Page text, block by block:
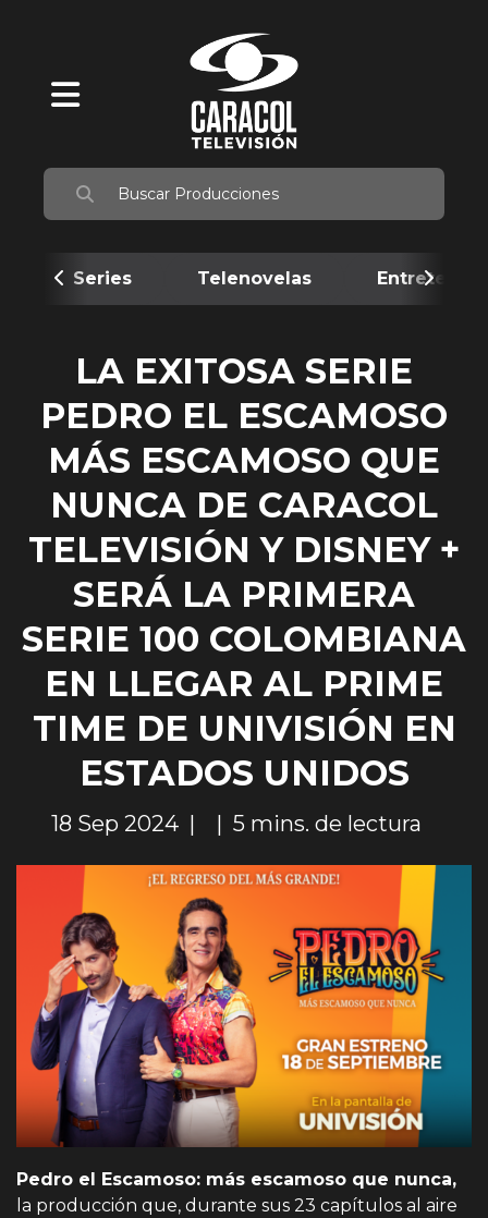
Series Telenovelas
LA EXITOSA SERIE
PEDRO EL ESCAMOSO
MÁS ESCAMOSO QUE
NUNCA DE CARACOL
TELEVISIÓN Y DISNEY +
SERÁ LA PRIMERA
SERIE 100 COLOMBIANA
EN LLEGAR AL PRIME
TIME DE UNIVISIÓN EN
ESTADOS UNIDOS
18 Sep 2024 5 mins. de lectura
Pedro el Escamoso: más escamoso que nunca,
la producción que, durante sus 23 capítulos al aire